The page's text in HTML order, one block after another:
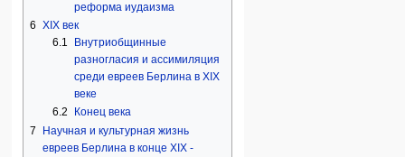
реформа иудаизма
6 XIX век
6.1
Внутриобщинные
разногласия и ассимиляция
среди евреев Берлина в XIX
веке
6.2
Конец века
7
Научная и культурная жизнь
евреев Берлина в конце XIX -